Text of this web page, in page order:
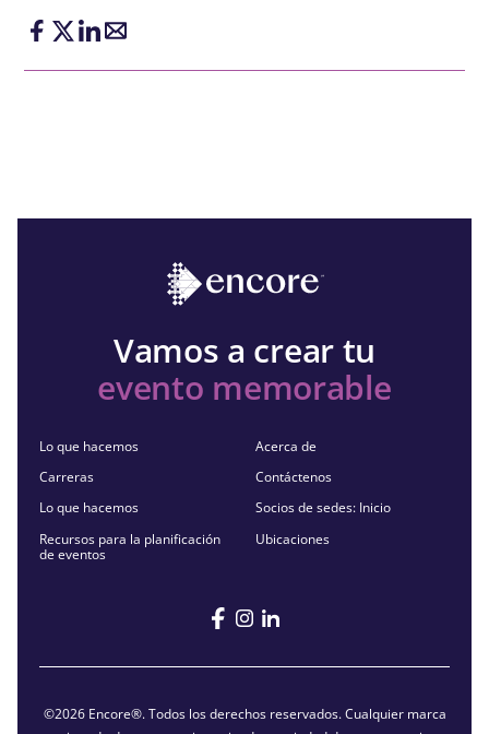
Vamos a crear tu
evento memorable
Lo que hacemos
Carreras
Lo que hacemos
Recursos para la planificación
de eventos
Acerca de
Contáctenos
Socios de sedes: Inicio
Ubicaciones
©2026 Encore®. Todos los derechos reservados. Cualquier marca